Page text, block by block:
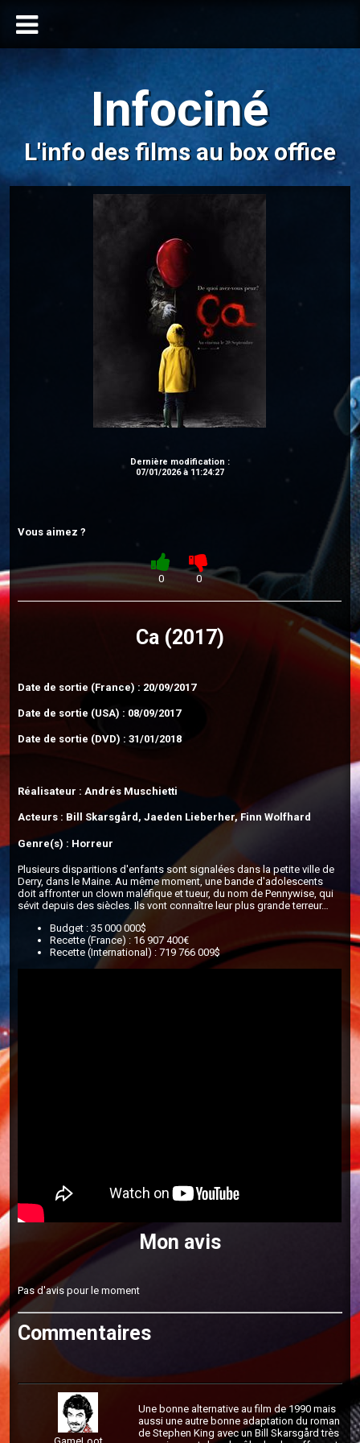
Infociné
L'info des films au box office
Dernière modification :
07/01/2026 à 11:24:27
Vous aimez ?
0 0
Ca (2017)
Date de sortie (France) : 20/09/2017
Date de sortie (USA) : 08/09/2017
Date de sortie (DVD) : 31/01/2018
Réalisateur : Andrés Muschietti
Acteurs : Bill Skarsgård, Jaeden Lieberher, Finn Wolfhard
Genre(s) : Horreur
Plusieurs disparitions d'enfants sont signalées dans la petite ville de
Derry, dans le Maine. Au même moment, une bande d'adolescents
doit affronter un clown maléfique et tueur, du nom de Pennywise, qui
sévit depuis des siècles. Ils vont connaître leur plus grande terreur…
Budget : 35 000 000$
Recette (France) : 16 907 400€
Recette (International) : 719 766 009$
Mon avis
Pas d'avis pour le moment
Commentaires
Une bonne alternative au film de 1990 mais
aussi une autre bonne adaptation du roman
de Stephen King avec un Bill Skarsgård très